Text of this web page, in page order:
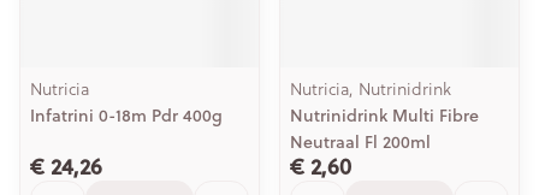
Nutricia
Infatrini 0-18m Pdr 400g
€ 24,26
Nutricia, Nutrinidrink
Nutrinidrink Multi Fibre
Neutraal Fl 200ml
€ 2,60